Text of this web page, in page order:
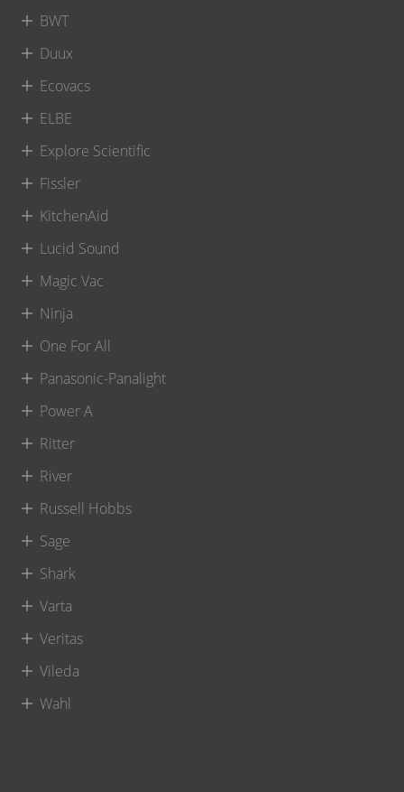
BWT
Duux
Ecovacs
ELBE
Explore Scientific
Fissler
KitchenAid
Lucid Sound
Magic Vac
Ninja
One For All
Panasonic-Panalight
Power A
Ritter
River
Russell Hobbs
Sage
Shark
Varta
Veritas
Vileda
Wahl